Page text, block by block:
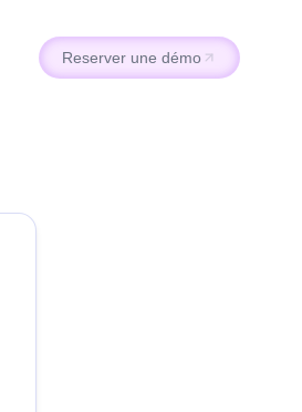
Reserver une démo
Reserver une démo